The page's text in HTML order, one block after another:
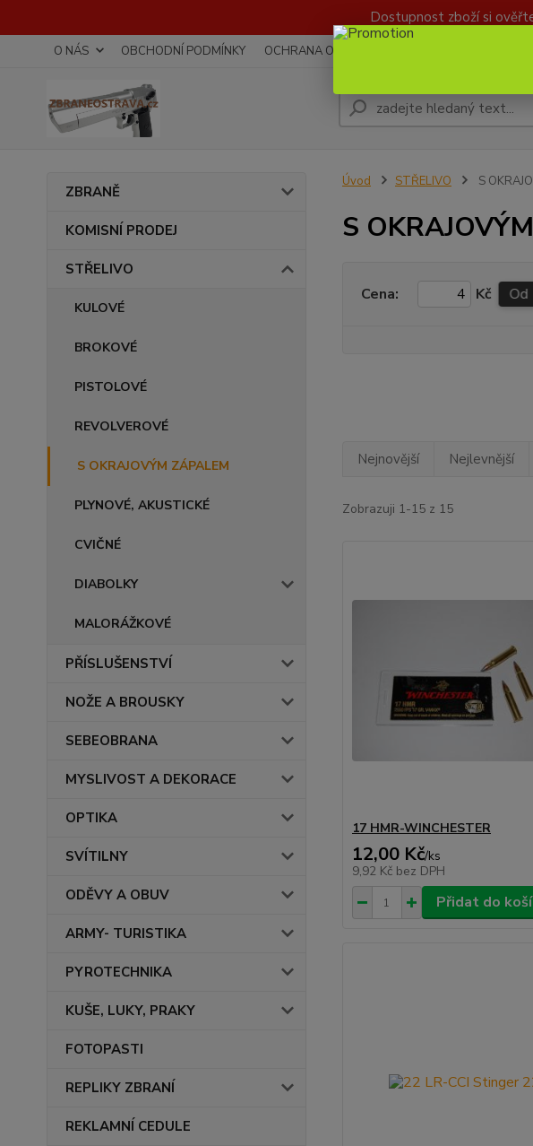
Dostupnost zboží si
O NÁS OBCHODNÍ PODMÍNKY OCHRANA OSOBNÍCH ÚDAJŮ
ZBRANĚ
KOMISNÍ PRODEJ
STŘELIVO
KULOVÉ
BROKOVÉ
PISTOLOVÉ
REVOLVEROVÉ
S OKRAJOVÝM ZÁPALEM
PLYNOVÉ, AKUSTICKÉ
CVIČNÉ
DIABOLKY
MALORÁŽKOVÉ
PŘÍSLUŠENSTVÍ
NOŽE A BROUSKY
SEBEOBRANA
MYSLIVOST A DEKORACE
OPTIKA
SVÍTILNY
ODĚVY A OBUV
ARMY- TURISTIKA
PYROTECHNIKA
KUŠE, LUKY, PRAKY
FOTOPASTI
REPLIKY ZBRANÍ
REKLAMNÍ CEDULE
Úvod STŘELIVO S
S
Cena: Kč Od
Nejnovější Nejlevnější
Zobrazuji 1-15 z 15
17 HMR-WINCHESTER
12,00 Kč/ks
9,92 Kč bez DPH
Přidat do